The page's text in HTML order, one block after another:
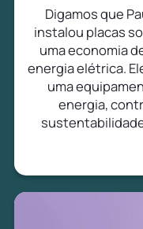
Digamos que
instalou placas
uma economia
energia elétrica.
uma
energia,